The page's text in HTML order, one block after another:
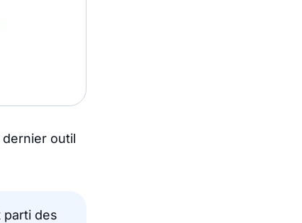
dernier outil
parti des